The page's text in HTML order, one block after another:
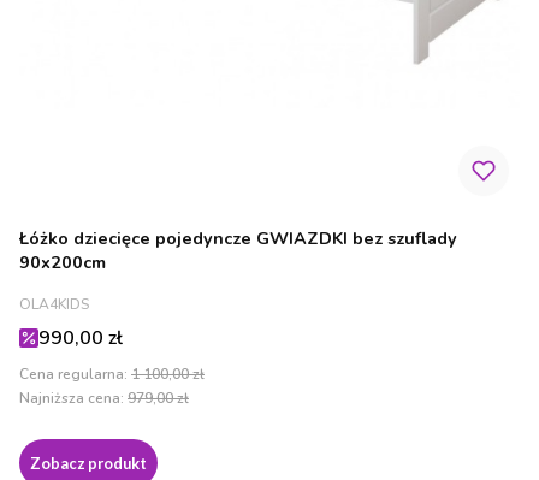
Łóżko dziecięce pojedyncze GWIAZDKI bez szuflady
90x200cm
PRODUCENT
OLA4KIDS
Cena promocyjna
990,00 zł
Cena regularna: 1 100,00 zł
Najniższa cena: 979,00 zł
Zobacz produkt